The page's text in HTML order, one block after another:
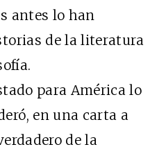
antes lo han
de la literatura
para América lo
en una carta a
de la